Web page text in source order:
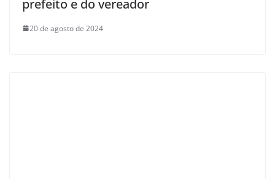
prefeito e do vereador
20 de agosto de 2024